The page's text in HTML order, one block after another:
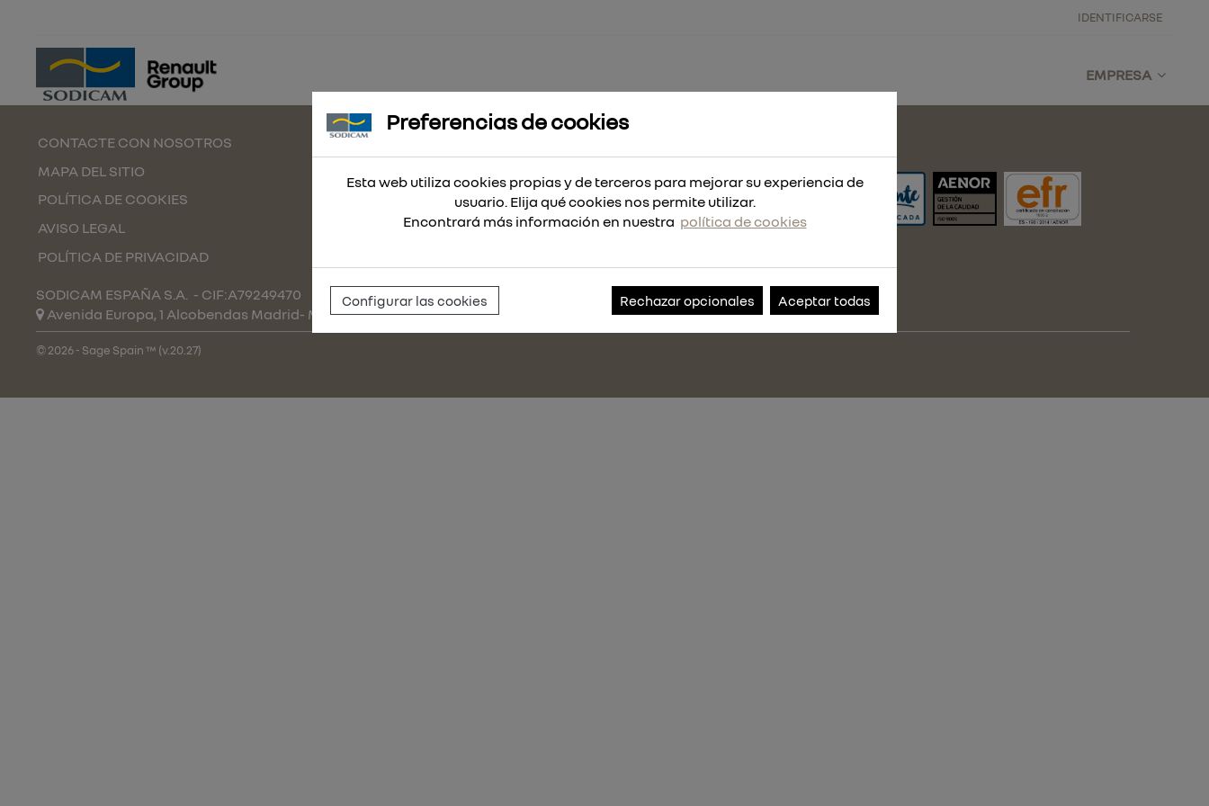
IDENTIFICARSE
EMPRESA
CONTACTE CON NOSOTROS
MAPA DEL SITIO
POLÍTICA DE COOKIES
AVISO LEGAL
POLÍTICA DE PRIVACIDAD
POLÍTICA DE USO
ACCEDE A NUESTRO CANAL DE DENUNCIAS
SODICAM ESPAÑA S.A. - CIF:A79249470
Avenida Europa, 1 Alcobendas Madrid- Madrid(España)
913741717 satmt@renault.es
© 2026 - Sage Spain ™ (v.20.27)
Preferencias de cookies
Esta web utiliza cookies propias y de terceros para mejorar su experiencia de
usuario. Elija qué cookies nos permite utilizar.
Encontrará más información en nuestra política de cookies
Configurar las cookies Rechazar opcionales Aceptar todas